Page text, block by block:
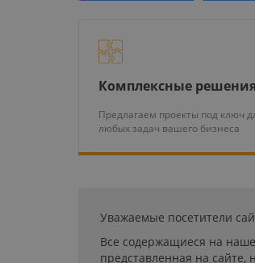
Комплексные
Предлагаем проекты под ключ
любых задач вашего бизнеса
Уважаемые посетители
Все содержащиеся на
представленная на